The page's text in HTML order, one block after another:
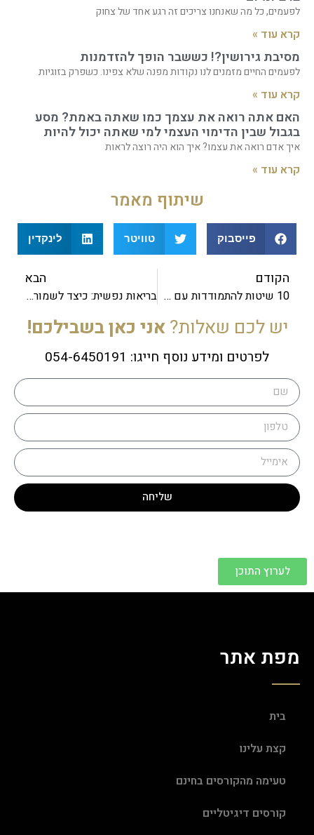
לפעמים, כל מה שאנחנו צריכים זה רגע אחד של צחוק
קרא עוד »
מסיבת גירושין?! כששבר הופך להזדמנות
לפעמים החיים מזמנים לנו נקודות מפנה שלא צפינו. כשפרק בזוגיות
קרא עוד »
האם אתה רואה את עצמך כמו שאתה באמת? מסע
בגבול שבין הדימוי העצמי למי שאתה יכול להיות
איך אדם רואה את עצמו? איך הוא היה רוצה לראות
קרא עוד »
שיתוף מאמר
פייסבוק טוויטר לינקדין
הקודם
10 שיטות להתמודדות עם חרדה
הבא
בריאות נפשית: כיצד לשמור עליה בשגרת חיים עמוסה?
יש לכם שאלות?אני כאן בשבילכם!
לפרטים ומידע נוסף חייגו: 054-6450191
שליחה
לערוץ התוכן
מפת אתר
בית
קצת עלינו
טעימה מהקורסים בחינם
קורסים דיגיטליים